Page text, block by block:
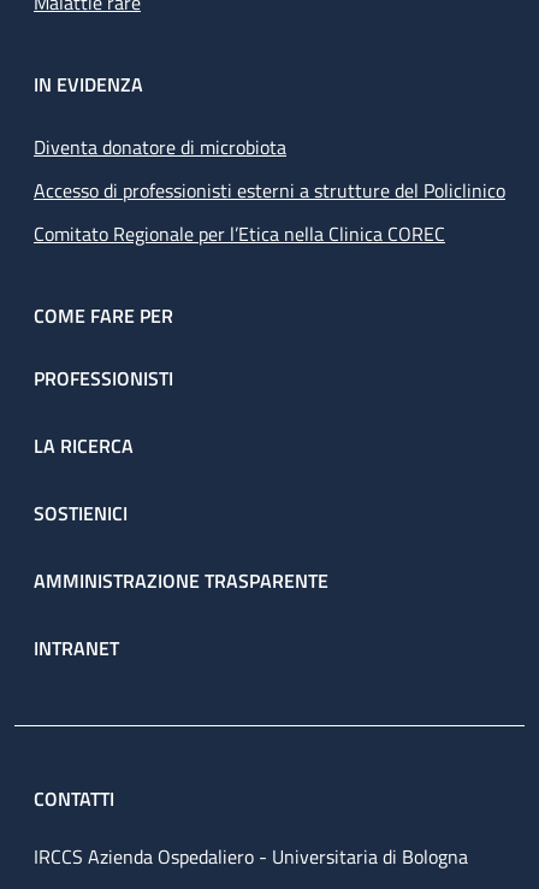
IN EVIDENZA
Diventa donatore di microbiota
Accesso di professionisti esterni a strutture del Policlinico
Comitato Regionale per l’Etica nella Clinica COREC
COME FARE PER
PROFESSIONISTI
LA RICERCA
SOSTIENICI
AMMINISTRAZIONE TRASPARENTE
INTRANET
CONTATTI
IRCCS Azienda Ospedaliero - Universitaria di Bologna